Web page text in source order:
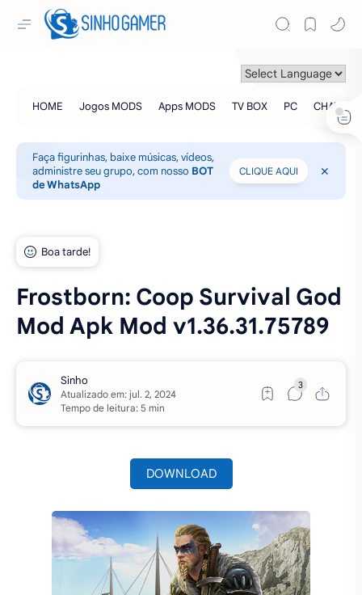
Faça figurinhas, baixe músicas, vídeos,
administre seu grupo, com nosso BOT
de WhatsApp
CLIQUE AQUI
Frostborn: Coop Survival God
Mod Apk Mod v1.36.31.75789
Atualizado em:
Tempo de leitura: 5 min
DOWNLOAD